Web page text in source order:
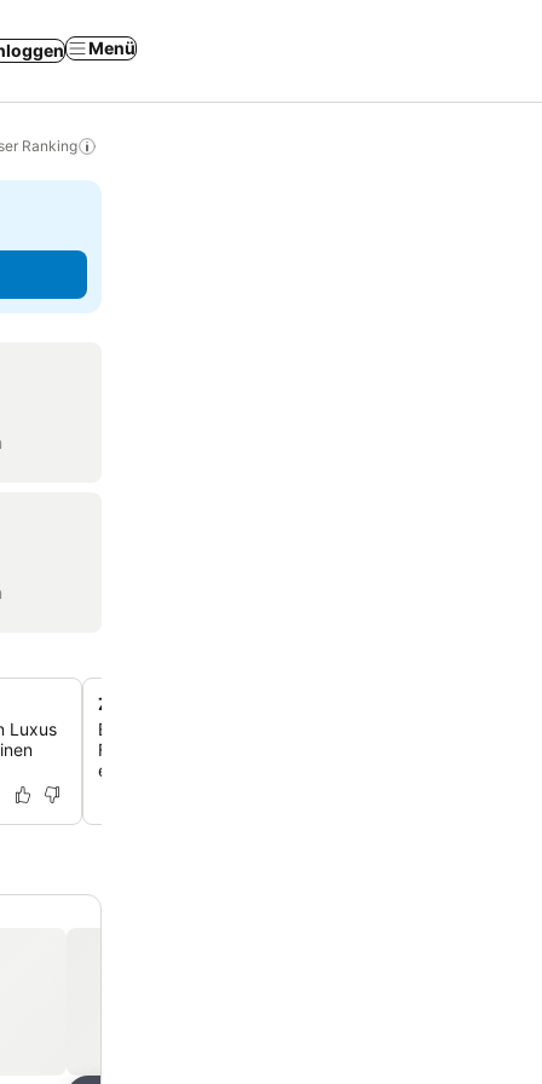
Menü
Ranking
Luxus
Zugang zum Keidel Mineral-Thermalbad
Erhole dich und tanke neue Energie im Keidel Mineral-
Freiburg, einem Thermalbadkomplex, der nur 5 km
entfernt liegt.